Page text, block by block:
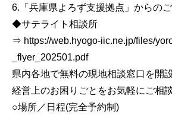
6.「兵庫県よろず支援拠点」からの
◆サテライト相談所
⇒ https://web.hyogo-iic.ne.jp/files/
_flyer_202501.pdf
県内各地で無料の現地相談窓口を開
経営上のお困りごとをお気軽にご相
○場所／日程(完全予約制)